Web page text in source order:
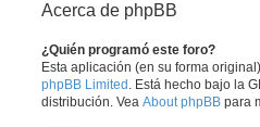
Acerca de phpBB
¿Quién programó este foro?
Esta aplicación (en su forma
phpBB Limited . Está hecho bajo la
distribución. Vea About phpBB para